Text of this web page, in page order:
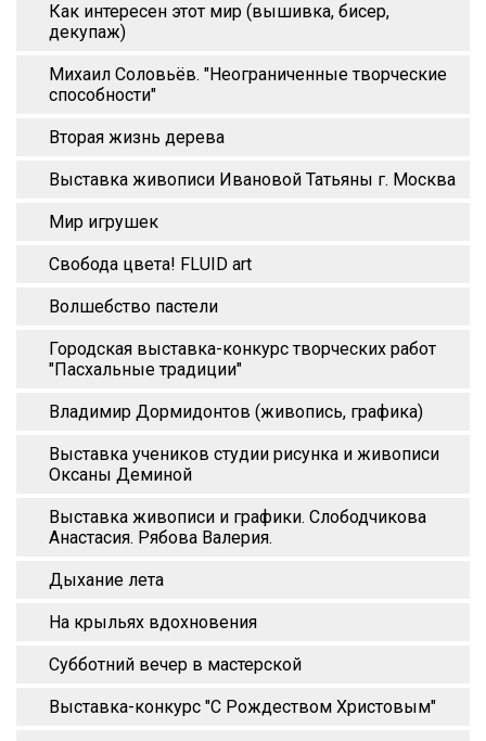
Как интересен этот мир (вышивка, бисер,
декупаж)
Михаил Соловьёв. "Неограниченные творческие
способности"
Вторая жизнь дерева
Выставка живописи Ивановой Татьяны г. Москва
Мир игрушек
Свобода цвета! FLUID art
Волшебство пастели
Городская выставка-конкурс творческих работ
"Пасхальные традиции"
Владимир Дормидонтов (живопись, графика)
Выставка учеников студии рисунка и живописи
Оксаны Деминой
Выставка живописи и графики. Слободчикова
Анастасия. Рябова Валерия.
Дыхание лета
На крыльях вдохновения
Субботний вечер в мастерской
Выставка-конкурс "С Рождеством Христовым"